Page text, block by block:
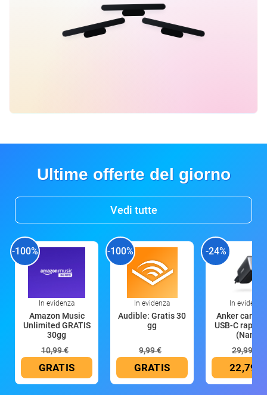
Ultime offerte del giorno
Vedi tutte
-100%
In evidenza
Amazon Music
Unlimited GRATIS
30gg
10,99 €
GRATIS
-100%
In evidenza
Audible: Gratis 30
gg
9,99 €
GRATIS
-24%
In evidenza
Anker
USB-C rapido
(Nano
29,99 €
22,79 €